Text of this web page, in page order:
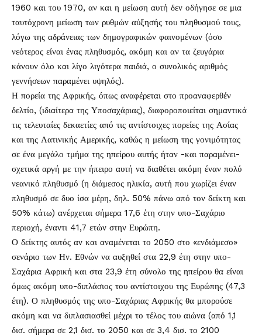
1960 και του 1970, αν και η μείωση αυτή δεν οδήγησε σε μια
ταυτόχρονη μείωση των ρυθμών αύξησής του πληθυσμού τους,
λόγω της αδράνειας των δημογραφικών φαινομένων (όσο
νεότερος είναι ένας πληθυσμός, ακόμη και αν τα ζευγάρια
κάνουν όλο και λίγο λιγότερα παιδιά, ο συνολικός αριθμός
γεννήσεων παραμένει υψηλός).
Η πορεία της Αφρικής, όπως αναφέρεται στο προαναφερθέν
δελτίο, (ιδιαίτερα της Υποσαχάριας), διαφοροποιείται σημαντικά
τις τελευταίες δεκαετίες από τις αντίστοιχες πορείες της Ασίας
και της Λατινικής Αμερικής, καθώς η μείωση της γονιμότητας
σε ένα μεγάλο τμήμα της ηπείρου αυτής ήταν -και παραμένει-
σχετικά αργή με την ήπειρο αυτή να διαθέτει ακόμη έναν πολύ
νεανικό πληθυσμό (η διάμεσος ηλικία, αυτή που χωρίζει έναν
πληθυσμό σε δυο ίσα μέρη, δηλ. 50% πάνω από τον δείκτη και
50% κάτω) ανέρχεται σήμερα 17,6 έτη στην υπο-Σαχάριο
περιοχή, έναντι 41,7 ετών στην Ευρώπη.
Ο δείκτης αυτός αν και αναμένεται το 2050 στο «ενδιάμεσο»
σενάριο των Ην. Εθνών να αυξηθεί στα 22,9 έτη στην υπο-
Σαχάρια Αφρική και στα 23,9 έτη σύνολο της ηπείρου θα είναι
όμως ακόμη υπο-διπλάσιος του αντίστοιχου της Ευρώπης (47,3
έτη). Ο πληθυσμός της υπο-Σαχάριας Αφρικής θα μπορούσε
ακόμη και να διπλασιασθεί μέχρι το τέλος του αιώνα (από 1,1
δισ. σήμερα σε 2,1 δισ. το 2050 και σε 3,4 δισ. το 2100